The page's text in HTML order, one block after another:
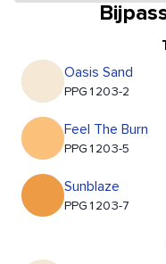
Oasis Sand
PPG1203-2
Feel The Burn
PPG1203-5
Sunblaze
PPG1203-7